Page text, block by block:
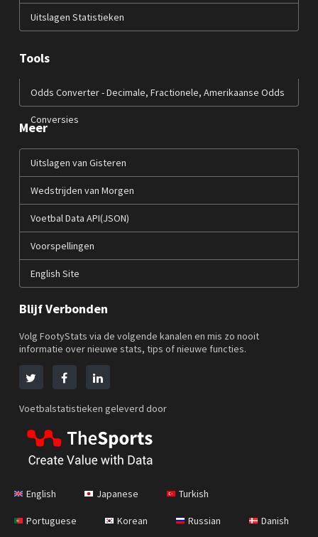
Uitslagen Statistieken
Tools
Odds Converter - Decimale, Fractionele, Amerikaanse Odds
Conversies
Meer
Uitslagen van Gisteren
Wedstrijden van Morgen
Voetbal Data API(JSON)
Voorspellingen
English Site
Blijf Verbonden
Volg FootyStats via de volgende kanalen en mis zo nooit
informatie over nieuwe stats, tips of nieuwe functies.
Voetbalstatistieken geleverd door
English Japanese Turkish
Portuguese Korean Russian Danish